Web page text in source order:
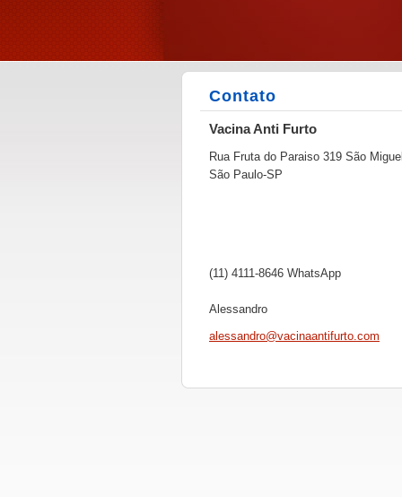
Contato
Vacina Anti Furto
Rua Fruta do Paraiso 319 São Miguel
São Paulo-SP
(11) 4111-8646 WhatsApp
Alessandro
alessandro@vacinaantifurto.com